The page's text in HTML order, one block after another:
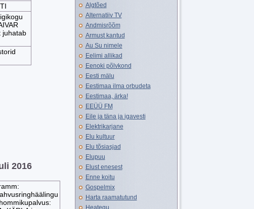
juhatab
2016
Algtõed
Alternatiiv TV
Andmisrõõm
Armust kantud
Au Su nimele
Eelimi allikad
Eenoki põlvkond
Eesti mälu
Eestimaa ilma orbudeta
Eestimaa, ärka!
EEÜÜ FM
Eile ja täna ja igavesti
Elektrikarjane
Elu kultuur
Elu tõsiasjad
Elupuu
Elust enesest
Enne koitu
Gospelmix
Harta raamatutund
Heategu